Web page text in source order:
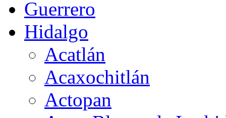
Guerrero
Hidalgo
Acatlán
Acaxochitlán
Actopan